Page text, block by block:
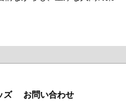
ズ お問い合わせ